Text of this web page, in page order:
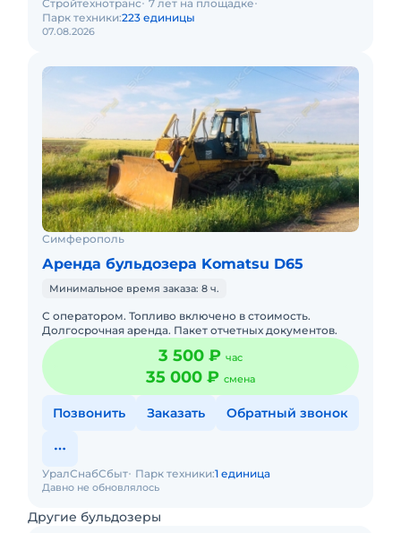
07.08.2026
Стройтехнотранс 7 лет на площадке
Парк техники:223 единицы
Симферополь
Аренда бульдозера Komatsu D65
Минимальное время заказа: 8 ч.
С оператором. Топливо включено в стоимость.
Долгосрочная аренда. Пакет отчетных документов.
3 500 ₽ час
35 000 ₽ смена
Позвонить Заказать Обратный звонок
Давно не обновлялось
УралСнабСбыт Парк техники:1 единица
Другие бульдозеры